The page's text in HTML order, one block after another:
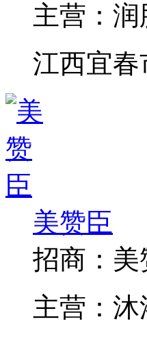
主营： 润
江西宜春
美赞臣
招商： 美
主营： 沐